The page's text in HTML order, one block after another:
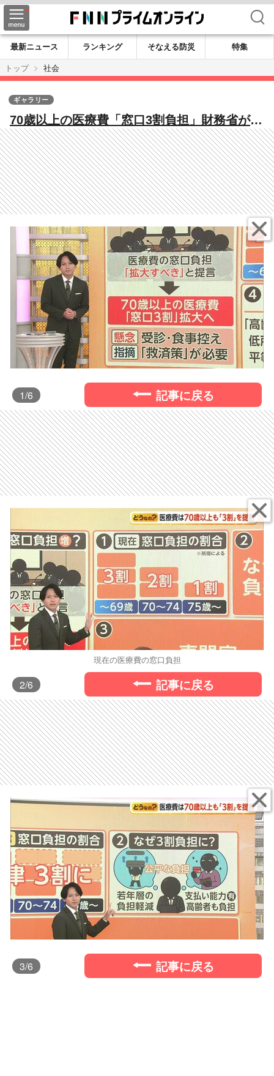
検索
最新ニュース ランキング そなえる防災
特集
トップ
社会
70歳以上の医療費「窓口3割負担」財務省が提
言 医療関係者や専門家は“受診控えの危険
性”指摘
ギャラリー
1/6 記事に戻る
現在の医療費の窓口負担
2/6 記事に戻る
3/6 記事に戻る